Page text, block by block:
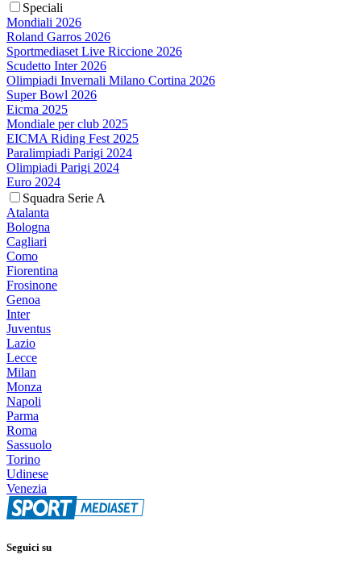
Speciali
Mondiali 2026
Roland Garros 2026
Sportmediaset Live Riccione 2026
Scudetto Inter 2026
Olimpiadi Invernali Milano Cortina 2026
Super Bowl 2026
Eicma 2025
Mondiale per club 2025
EICMA Riding Fest 2025
Paralimpiadi Parigi 2024
Olimpiadi Parigi 2024
Euro 2024
Squadra Serie A
Atalanta
Bologna
Cagliari
Como
Fiorentina
Frosinone
Genoa
Inter
Juventus
Lazio
Lecce
Milan
Monza
Napoli
Parma
Roma
Sassuolo
Torino
Udinese
Venezia
Seguici su